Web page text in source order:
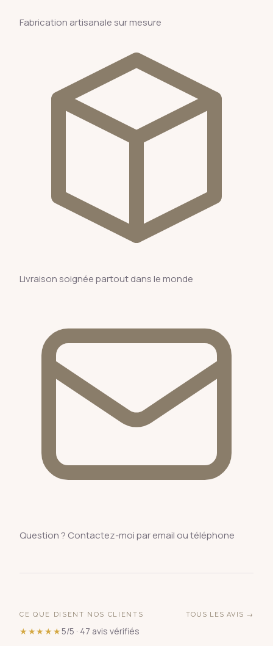
Fabrication artisanale sur mesure
Livraison soignée partout dans le monde
Question ? Contactez-moi par email ou téléphone
CE QUE DISENT NOS CLIENTS
★★★★★5/5 · 47 avis vérifiés
TOUS LES AVIS →